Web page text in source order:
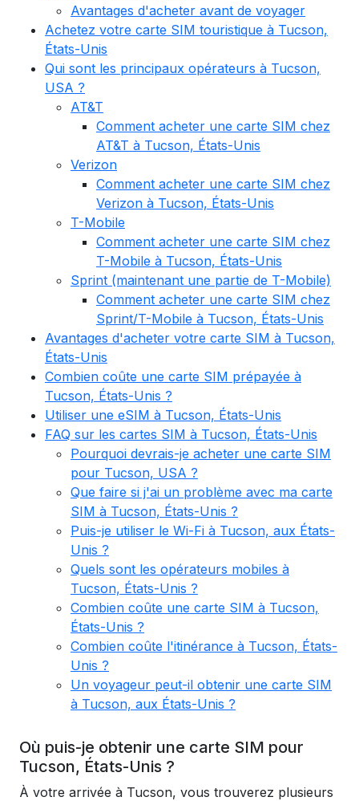
Avantages d'acheter avant de voyager
Achetez votre carte SIM touristique à Tucson,
États-Unis
Qui sont les principaux opérateurs à Tucson,
USA ?
AT&T
Comment acheter une carte SIM chez
AT&T à Tucson, États-Unis
Verizon
Comment acheter une carte SIM chez
Verizon à Tucson, États-Unis
T-Mobile
Comment acheter une carte SIM chez
T-Mobile à Tucson, États-Unis
Sprint (maintenant une partie de T-Mobile)
Comment acheter une carte SIM chez
Sprint/T-Mobile à Tucson, États-Unis
Avantages d'acheter votre carte SIM à Tucson,
États-Unis
Combien coûte une carte SIM prépayée à
Tucson, États-Unis ?
Utiliser une eSIM à Tucson, États-Unis
FAQ sur les cartes SIM à Tucson, États-Unis
Pourquoi devrais-je acheter une carte SIM
pour Tucson, USA ?
Que faire si j'ai un problème avec ma carte
SIM à Tucson, États-Unis ?
Puis-je utiliser le Wi-Fi à Tucson, aux États-
Unis ?
Quels sont les opérateurs mobiles à
Tucson, États-Unis ?
Combien coûte une carte SIM à Tucson,
États-Unis ?
Combien coûte l'itinérance à Tucson, États-
Unis ?
Un voyageur peut-il obtenir une carte SIM
à Tucson, aux États-Unis ?
Où puis-je obtenir une carte SIM pour
Tucson, États-Unis ?
À votre arrivée à Tucson, vous trouverez plusieurs